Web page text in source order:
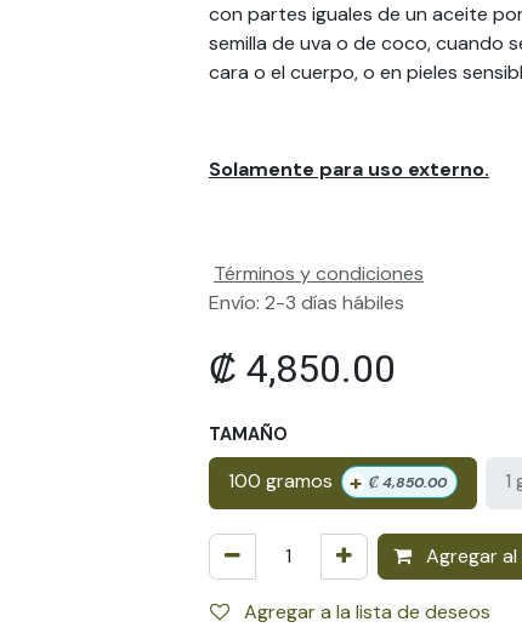
con partes iguales de un aceite
semilla de uva o de coco, cuando
cara o el cuerpo, o en pieles
Solamente para uso externo.
₡4,850.00
TAMAÑO
100 gramos + ₡4,850.00 1
Agregar
Agregar a la lista de deseos
Términos y condiciones
Envío: 2-3 días hábiles